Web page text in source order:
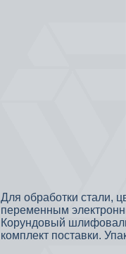
Для обработки стали,
переменным
Корундовый
комплект поставки.